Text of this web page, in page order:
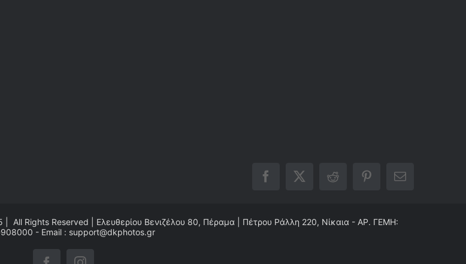
Facebook
X RedditPinterestEmail
| All Rights Reserved | Ελευθερίου Βενιζέλου 80, Πέραμα | Πέτρου Ράλλη 220, Νίκαια - ΑΡ. ΓΕΜΗ:
- Email : support@dkphotos.gr